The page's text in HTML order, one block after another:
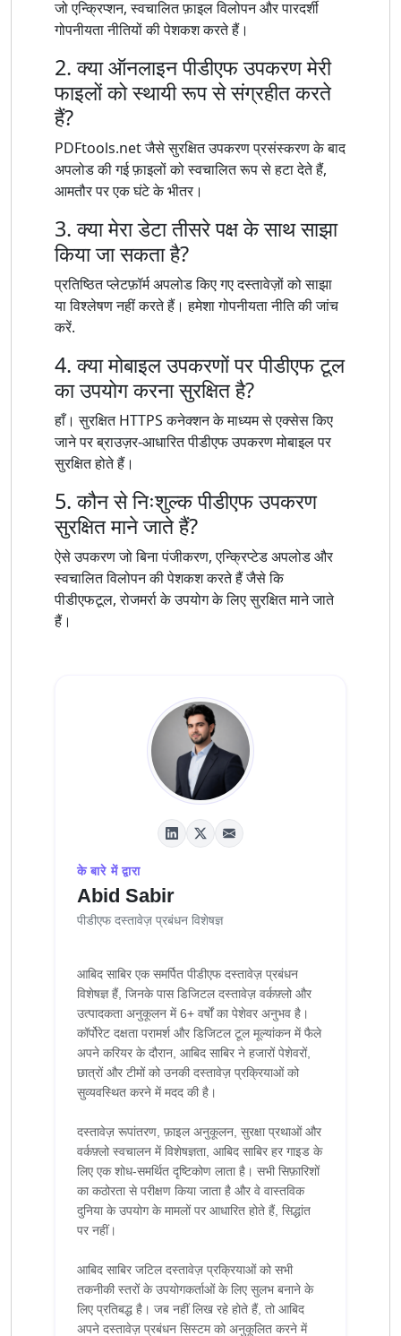
जो एन्क्रिप्शन, स्वचालित फ़ाइल विलोपन और पारदर्शी
गोपनीयता नीतियों की पेशकश करते हैं।
2. क्या ऑनलाइन पीडीएफ उपकरण मेरी
फाइलों को स्थायी रूप से संग्रहीत करते
हैं?
PDFtools.net जैसे सुरक्षित उपकरण प्रसंस्करण के बाद
अपलोड की गई फ़ाइलों को स्वचालित रूप से हटा देते हैं,
आमतौर पर एक घंटे के भीतर।
3. क्या मेरा डेटा तीसरे पक्ष के साथ साझा
किया जा सकता है?
प्रतिष्ठित प्लेटफ़ॉर्म अपलोड किए गए दस्तावेज़ों को साझा
या विश्लेषण नहीं करते हैं। हमेशा गोपनीयता नीति की जांच
करें.
4. क्या मोबाइल उपकरणों पर पीडीएफ टूल
का उपयोग करना सुरक्षित है?
हाँ। सुरक्षित HTTPS कनेक्शन के माध्यम से एक्सेस किए
जाने पर ब्राउज़र-आधारित पीडीएफ उपकरण मोबाइल पर
सुरक्षित होते हैं।
5. कौन से निःशुल्क पीडीएफ उपकरण
सुरक्षित माने जाते हैं?
ऐसे उपकरण जो बिना पंजीकरण, एन्क्रिप्टेड अपलोड और
स्वचालित विलोपन की पेशकश करते हैं जैसे कि
पीडीएफटूल, रोजमर्रा के उपयोग के लिए सुरक्षित माने जाते
हैं।
के बारे में द्वारा
Abid Sabir
पीडीएफ दस्तावेज़ प्रबंधन विशेषज्ञ
आबिद साबिर एक समर्पित पीडीएफ दस्तावेज़ प्रबंधन
विशेषज्ञ हैं, जिनके पास डिजिटल दस्तावेज़ वर्कफ़्लो और
उत्पादकता अनुकूलन में 6+ वर्षों का पेशेवर अनुभव है।
कॉर्पोरेट दक्षता परामर्श और डिजिटल टूल मूल्यांकन में फैले
अपने करियर के दौरान, आबिद साबिर ने हजारों पेशेवरों,
छात्रों और टीमों को उनकी दस्तावेज़ प्रक्रियाओं को
सुव्यवस्थित करने में मदद की है।
दस्तावेज़ रूपांतरण, फ़ाइल अनुकूलन, सुरक्षा प्रथाओं और
वर्कफ़्लो स्वचालन में विशेषज्ञता, आबिद साबिर हर गाइड के
लिए एक शोध-समर्थित दृष्टिकोण लाता है। सभी सिफ़ारिशों
का कठोरता से परीक्षण किया जाता है और वे वास्तविक
दुनिया के उपयोग के मामलों पर आधारित होते हैं, सिद्धांत
पर नहीं।
आबिद साबिर जटिल दस्तावेज़ प्रक्रियाओं को सभी
तकनीकी स्तरों के उपयोगकर्ताओं के लिए सुलभ बनाने के
लिए प्रतिबद्ध है। जब नहीं लिख रहे होते हैं, तो आबिद
अपने दस्तावेज़ प्रबंधन सिस्टम को अनुकूलित करने में